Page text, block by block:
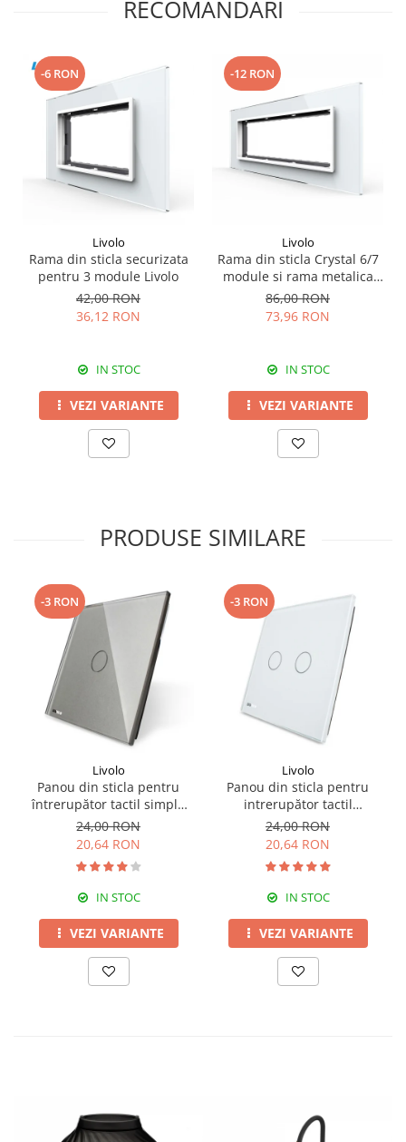
RECOMANDARI
-6 RON
Livolo
Rama din sticla securizata
pentru 3 module Livolo
42,00 RON
36,12 RON
IN STOC
VEZI VARIANTE
-12 RON
Livolo
Rama din sticla Crystal 6/7
module si rama metalica
Livolo, standard Italian
86,00 RON
73,96 RON
IN STOC
VEZI VARIANTE
PRODUSE SIMILARE
-3 RON
Livolo
Panou din sticla pentru
întrerupător tactil simplu
Livolo
24,00 RON
20,64 RON
IN STOC
VEZI VARIANTE
-3 RON
Livolo
Panou din sticla pentru
intrerupător tactil
dublu,Livolo
24,00 RON
20,64 RON
IN STOC
VEZI VARIANTE